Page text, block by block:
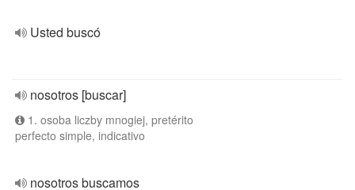
Usted buscó
nosotros [buscar]
1. osoba liczby mnogiej, pretérito
perfecto simple, indicativo
nosotros buscamos